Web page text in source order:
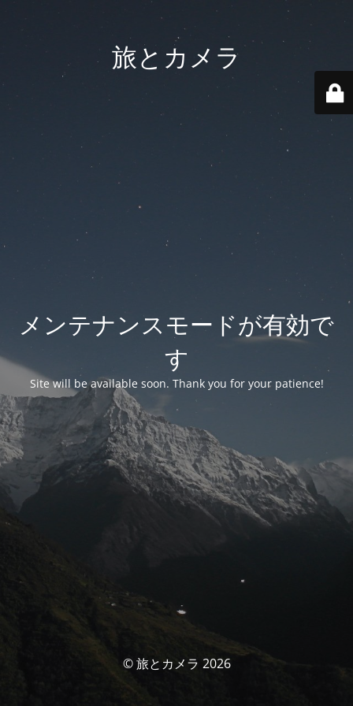
旅とカメラ
メンテナンスモードが有効で
す
Site will be available soon. Thank you for your patience!
© 旅とカメラ 2026